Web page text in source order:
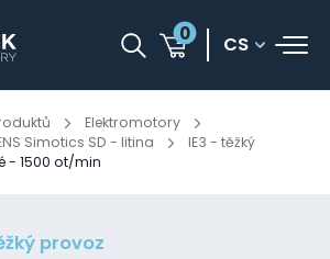
0 CS
Elektromotory
Simotics SD - litina
IE3 - těžký
- 1500 ot/min
provoz